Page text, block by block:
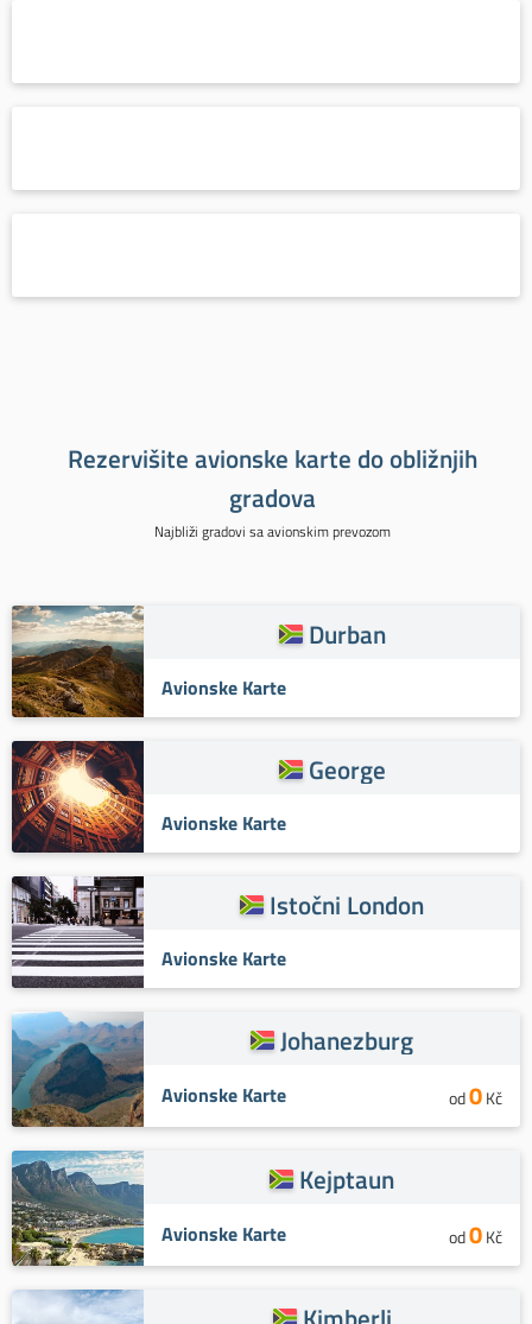
Rezervišite avionske karte do obližnjih
gradova
Najbliži gradovi sa avionskim prevozom
Durban
Avionske Karte
George
Avionske Karte
Istočni London
Avionske Karte
Johanezburg
Avionske Karte od0Kč
Kejptaun
Avionske Karte od0Kč